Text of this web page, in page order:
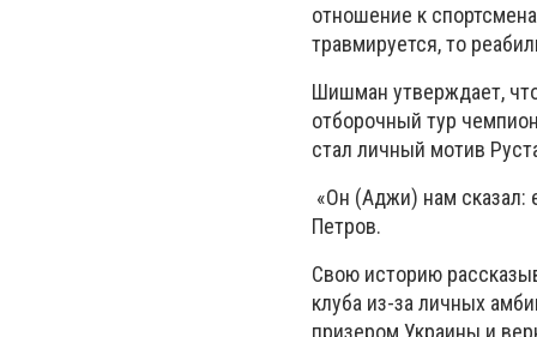
отношение к
травмируется, то
Шишман утверждает,
отборочный тур
стал личный мотив
«Он (Аджи) нам сказал:
Петров.
Свою историю
клуба из-за личных
призером Украины и